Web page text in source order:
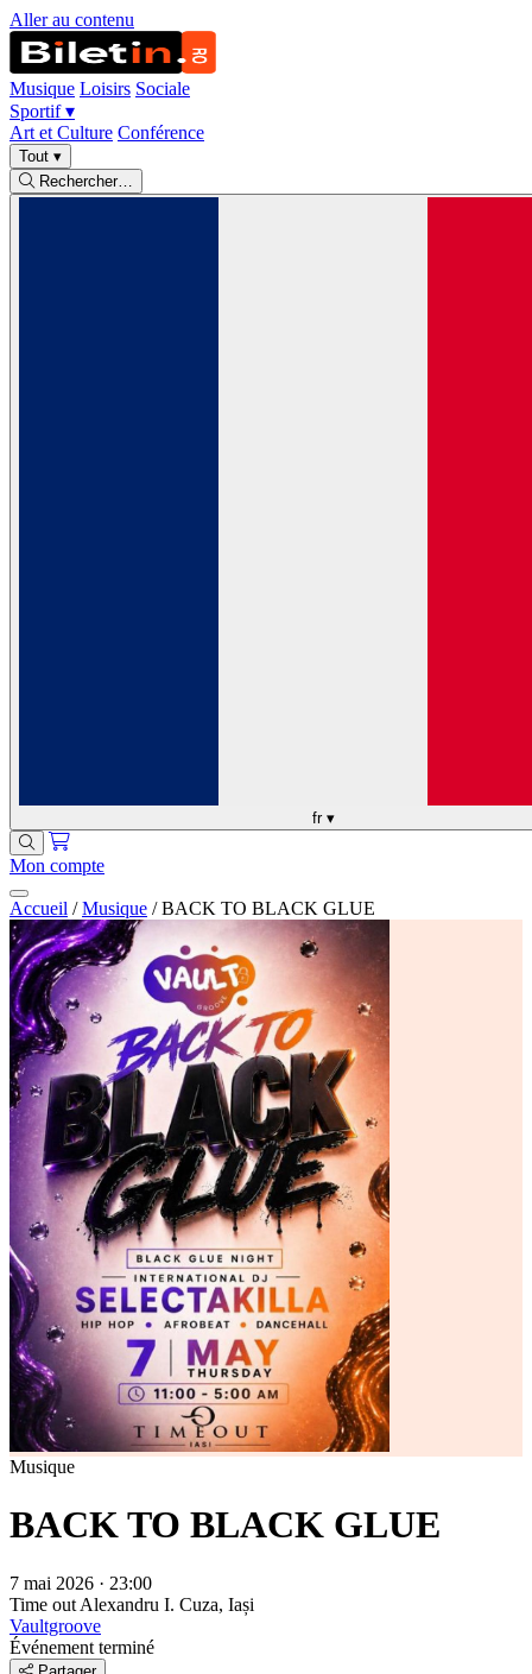
Aller au contenu
Musique Loisirs Sociale
Sportif▾
Art et Culture Conférence
Tout ▾
Rechercher…
fr ▾
Mon compte
Accueil / Musique / BACK TO BLACK GLUE
Musique
BACK TO BLACK GLUE
7 mai 2026 · 23:00
Time out Alexandru I. Cuza, Iași
Vaultgroove
Événement terminé